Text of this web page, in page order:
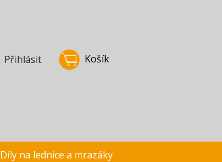
Přihlásit Košík
Díly na lednice a mrazáky